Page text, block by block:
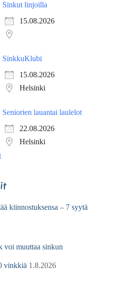
Sinkut linjoilla
15.08.2026
SinkkuKlubi
15.08.2026
Helsinki
Seniorien lauantai laulelot
22.08.2026
Helsinki
kiinnostuksensa – 7 syytä
voi muuttaa sinkun
vinkkiä 1.8.2026